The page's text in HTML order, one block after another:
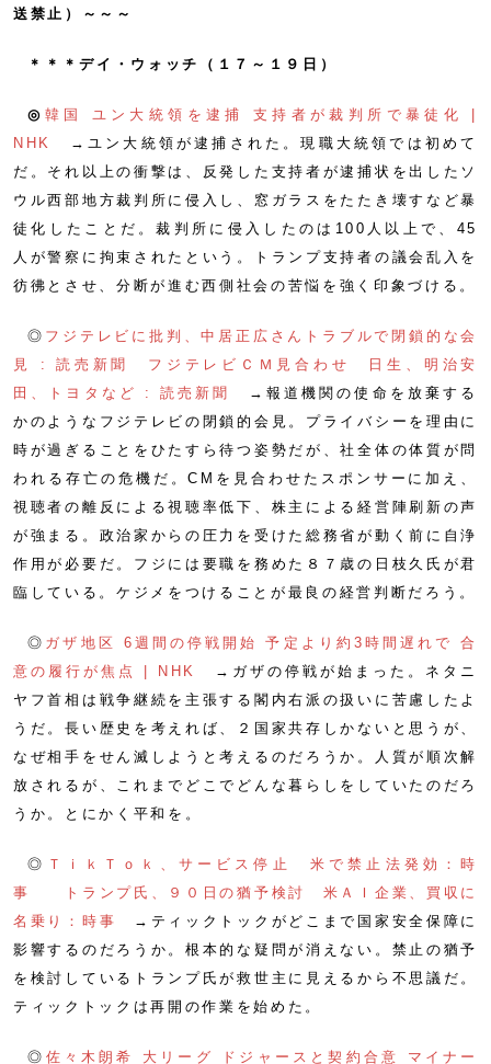
送禁止）～～～
＊＊＊デイ・ウォッチ（１７～１９日）
◎ 韓国 ユン大統領を逮捕 支持者が裁判所で暴徒化 |
NHK
→ユン大統領が逮捕された。現職大統領では初めて
だ。それ以上の衝撃は、反発した支持者が逮捕状を出したソ
ウル西部地方裁判所に侵入し、窓ガラスをたたき壊すなど暴
徒化したことだ。裁判所に侵入したのは100人以上で、45
人が警察に拘束されたという。トランプ支持者の議会乱入を
彷彿とさせ、分断が進む西側社会の苦悩を強く印象づける。
◎ フジテレビに批判、中居正広さんトラブルで閉鎖的な会
見 : 読売新聞
フジテレビＣＭ見合わせ 日生、明治安
田、トヨタなど : 読売新聞
→報道機関の使命を放棄する
かのようなフジテレビの閉鎖的会見。プライバシーを理由に
時が過ぎることをひたすら待つ姿勢だが、社全体の体質が問
われる存亡の危機だ。CMを見合わせたスポンサーに加え、
視聴者の離反による視聴率低下、株主による経営陣刷新の声
が強まる。政治家からの圧力を受けた総務省が動く前に自浄
作用が必要だ。フジには要職を務めた８７歳の日枝久氏が君
臨している。ケジメをつけることが最良の経営判断だろう。
◎ ガザ地区 6週間の停戦開始 予定より約3時間遅れで 合
意の履行が焦点 | NHK
→ガザの停戦が始まった。ネタニ
ヤフ首相は戦争継続を主張する閣内右派の扱いに苦慮したよ
うだ。長い歴史を考えれば、２国家共存しかないと思うが、
なぜ相手をせん滅しようと考えるのだろうか。人質が順次解
放されるが、これまでどこでどんな暮らしをしていたのだろ
うか。とにかく平和を。
◎ ＴｉｋＴｏｋ、サービス停止 米で禁止法発効：時
事
トランプ氏、９０日の猶予検討 米ＡＩ企業、買収に
名乗り：時事
→ティックトックがどこまで国家安全保障に
影響するのだろうか。根本的な疑問が消えない。禁止の猶予
を検討しているトランプ氏が救世主に見えるから不思議だ。
ティックトックは再開の作業を始めた。
◎ 佐々木朗希 大リーグ ドジャースと契約合意 マイナー